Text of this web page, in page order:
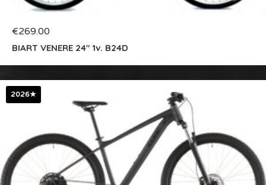
€269.00
BIART VENERE 24″ 1v. B24D
2026★